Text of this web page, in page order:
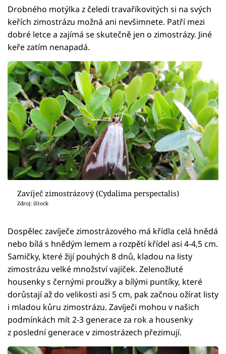
Drobného motýlka z čeledi travaříkovitých si na svých
keřích zimostrázu možná ani nevšimnete. Patří mezi
dobré letce a zajímá se skutečně jen o zimostrázy. Jiné
keře zatím nenapadá.
Zavíječ zimostrázový (Cydalima perspectalis)
Zdroj: iStock
Dospělec zavíječe zimostrázového má křídla celá hnědá
nebo bílá s hnědým lemem a rozpětí křídel asi 4-4,5 cm.
Samičky, které žijí pouhých 8 dnů, kladou na listy
zimostrázu velké množství vajíček. Zelenožluté
housenky s černými proužky a bílými puntíky, které
dorůstají až do velikosti asi 5 cm, pak začnou ožírat listy
i mladou kůru zimostrázu. Zavíječi mohou v našich
podmínkách mít 2-3 generace za rok a housenky
z poslední generace v zimostrázech přezimují.